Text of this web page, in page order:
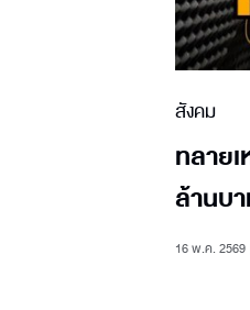
สังคม
ทลาย
ล้านบ
16 พ.ค. 2569